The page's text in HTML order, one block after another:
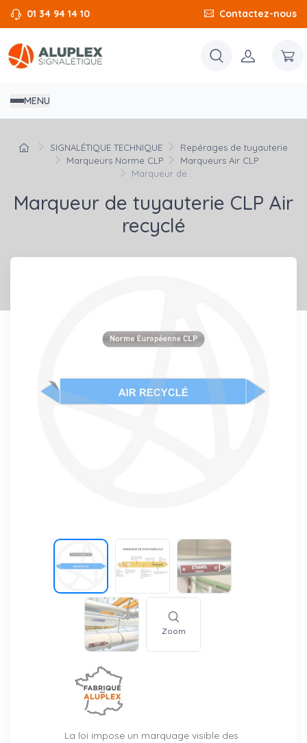
01 34 94 14 10 Contactez-nous
MENU
SIGNALÉTIQUE TECHNIQUE
Repérages de tuyauterie
Marqueurs Norme CLP
Marqueurs Air CLP
Marqueur de...
Marqueur de tuyauterie CLP Air
recyclé
Zoom
La loi impose un marquage visible des